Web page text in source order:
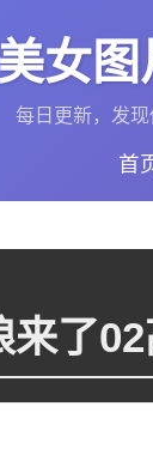
女
每日更新，发现
首
来了